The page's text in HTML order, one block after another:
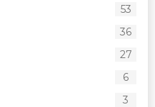
53
36
27
6
3